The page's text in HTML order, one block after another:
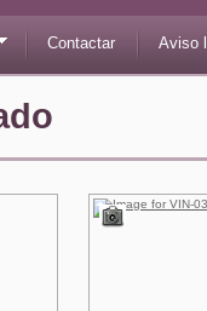
Contactar Aviso